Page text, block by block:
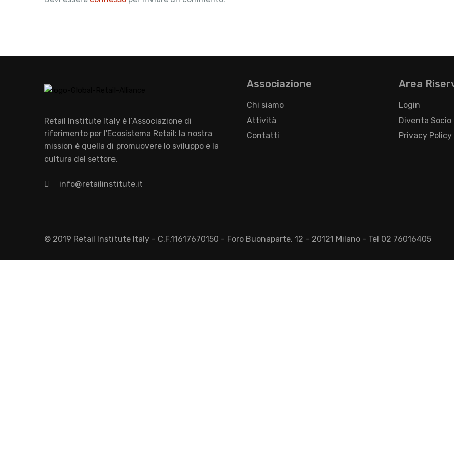
Retail Institute Italy è l’Associazione di
riferimento per l'Ecosistema Retail: la nostra
mission è quella di promuovere lo sviluppo e la
cultura del settore.
info@retailinstitute.it
Associazione
Chi siamo
Attività
Contatti
Area
Login
Diventa Socio
Privacy Policy
© 2019 Retail Institute Italy - C.F.11617670150 - Foro Buonaparte, 12 - 20121 Milano - Tel 02 76016405